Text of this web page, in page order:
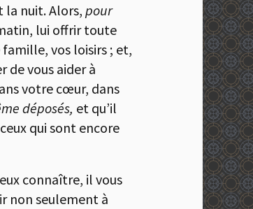
la nuit. Alors, pour
lui offrir toute
vos loisirs ; et,
de vous aider à
votre cœur, dans
déposés, et qu’il
qui sont encore
connaître, il vous
non seulement à